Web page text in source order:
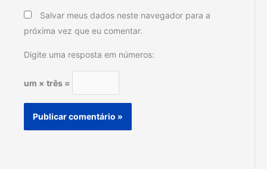
Salvar meus dados neste navegador para a
próxima vez que eu comentar.
Digite uma resposta em números:
um × três =